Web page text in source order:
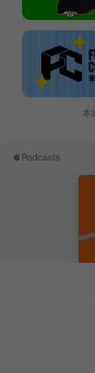
本